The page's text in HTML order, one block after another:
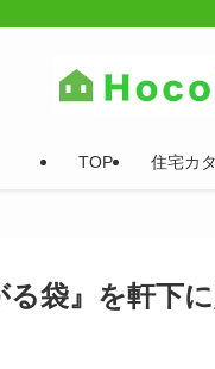
TOP 住宅カ
る袋』を軒下